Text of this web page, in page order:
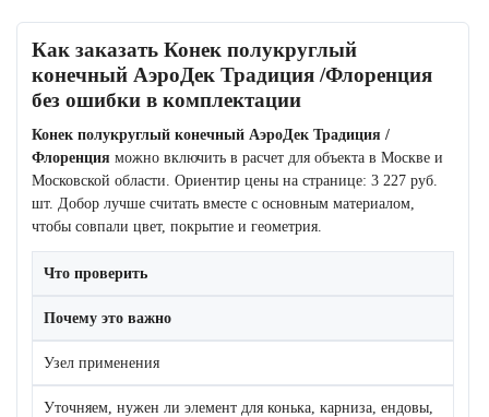
Как заказать Конек полукруглый
конечный АэроДек Традиция /Флоренция
без ошибки в комплектации
Конек полукруглый конечный АэроДек Традиция /
Флоренция можно включить в расчет для объекта в Москве и
Московской области. Ориентир цены на странице: 3 227 руб.
шт. Добор лучше считать вместе с основным материалом,
чтобы совпали цвет, покрытие и геометрия.
Что проверить
Почему это важно
Узел применения
Уточняем, нужен ли элемент для конька, карниза, ендовы,